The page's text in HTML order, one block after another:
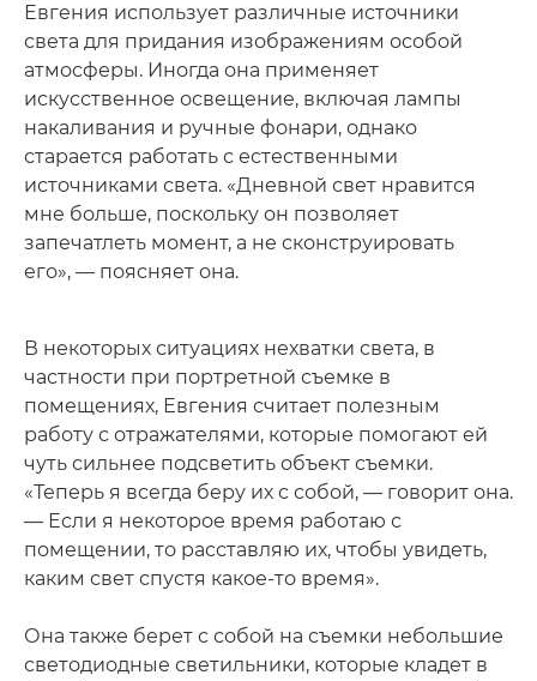
Евгения использует различные источники
света для придания изображениям особой
атмосферы. Иногда она применяет
искусственное освещение, включая лампы
накаливания и ручные фонари, однако
старается работать с естественными
источниками света. «Дневной свет нравится
мне больше, поскольку он позволяет
запечатлеть момент, а не сконструировать
его», — поясняет она.
В некоторых ситуациях нехватки света, в
частности при портретной съемке в
помещениях, Евгения считает полезным
работу с отражателями, которые помогают ей
чуть сильнее подсветить объект съемки.
«Теперь я всегда беру их с собой, — говорит она.
— Если я некоторое время работаю с
помещении, то расставляю их, чтобы увидеть,
каким свет спустя какое-то время».
Она также берет с собой на съемки небольшие
светодиодные светильники, которые кладет в